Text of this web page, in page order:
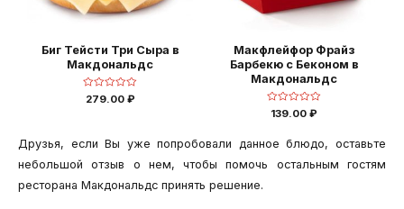
Биг Тейсти Три Сыра в
Макдональдс
Оценка
0
279.00 ₽
Макфлейфор Фрайз
Барбекю с Беконом в
Макдональдс
Оценка
139.00 ₽
Друзья, если Вы уже попробовали данное блюдо, оставьте
небольшой отзыв о нем, чтобы помочь остальным гостям
ресторана Макдональдс принять решение.